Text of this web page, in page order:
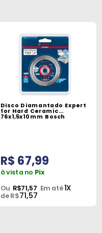
Disco Diamantado Expert
for Hard Ceramic
76x1,5x10mm Bosch
R$ 67,99
à vista no Pix
Ou R$71,57 Em até1X
de R$71,57